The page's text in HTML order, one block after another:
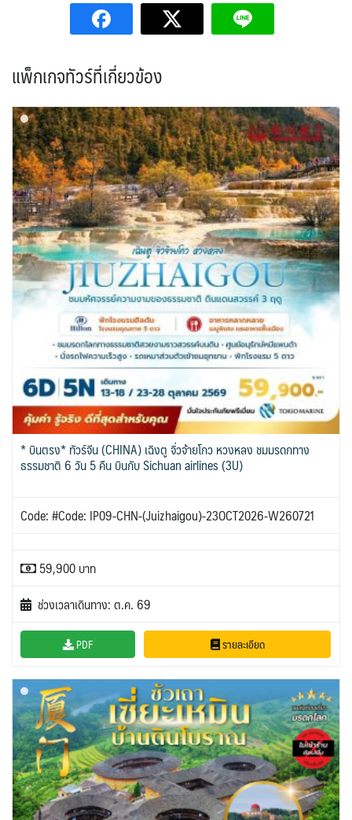
แพ็กเกจทัวร์ที่เกี่ยวข้อง
* บินตรง* ทัวร์จีน (CHINA) เฉิงตู จิ่วจ้ายโกว หวงหลง ชมมรดกทาง
ธรรมชาติ 6 วัน 5 คืน บินกับ Sichuan airlines (3U)
Code: #Code: IP09-CHN-(Juizhaigou)-23OCT2026-W260721
59,900 บาท
ช่วงเวลาเดินทาง: ต.ค. 69
PDF รายละเอียด